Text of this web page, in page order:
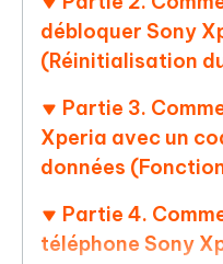
débloquer Sony
(Réinitialisation
Partie 3.
Xperia avec un
données
Partie 4.
téléphone Sony